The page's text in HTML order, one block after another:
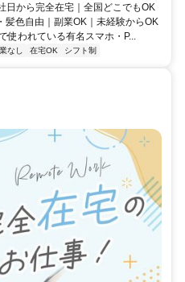
日から完全在宅｜全国どこでもOK
髪色自由｜副業OK｜未経験からOK
使われている有名スマホ・P...
なし 在宅OK シフト制